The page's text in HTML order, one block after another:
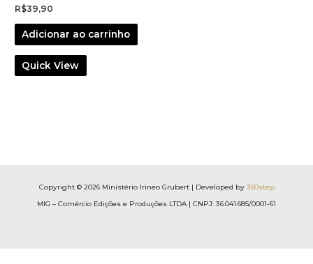
R$39,90
Adicionar ao carrinho
Quick View
Copyright © 2026 Ministério Irineo Grubert | Developed by 360step
MIG – Comércio Edições e Produções LTDA | CNPJ: 36.041.685/0001-61